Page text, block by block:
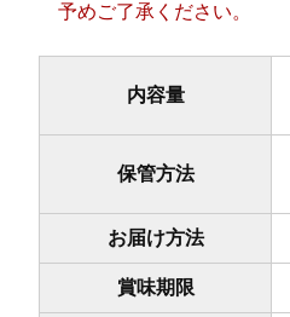
予めご了承ください。
内容量
保管方法
お届け方法
賞味期限